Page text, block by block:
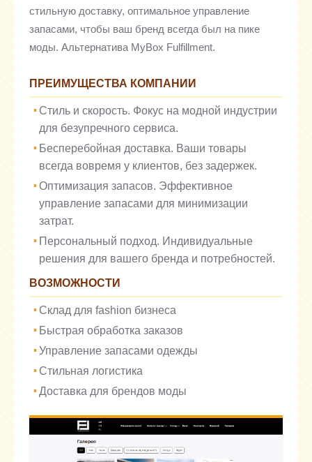
стильную доставку, оптимальное управление
запасами, чтобы ваш бренд всегда был на пике
моды. Альтернатива MyBox Fulfillment.
ПРЕИМУЩЕСТВА КОМПАНИИ
Стиль и скорость. Фокус на модной индустрии
для безупречного сервиса.
Бесперебойная доставка. Ваши товары
всегда вовремя у клиентов, без задержек.
Оптимизация запасов. Эффективное
управление запасами для минимизации
затрат.
Персональный подход. Индивидуальные
решения для вашего бренда и потребностей.
ВОЗМОЖНОСТИ
Склад для fashion бизнеса
Быстрая обработка заказов
Управление запасами одежды
Стильная логистика
Доставка для брендов моды